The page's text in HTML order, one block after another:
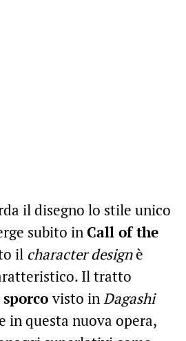
il disegno lo stile unico
subito inCall of the
il character designè
Il tratto
sporcovisto inDagashi
in questa nuova opera,